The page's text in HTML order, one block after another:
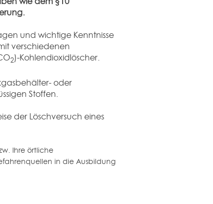
und wichtige Kenntnisse
verschiedenen
2)-Kohlendioxidlöscher.
oder
Stoffen.
der Löschversuch eines
Ihre örtliche
in die Ausbildung